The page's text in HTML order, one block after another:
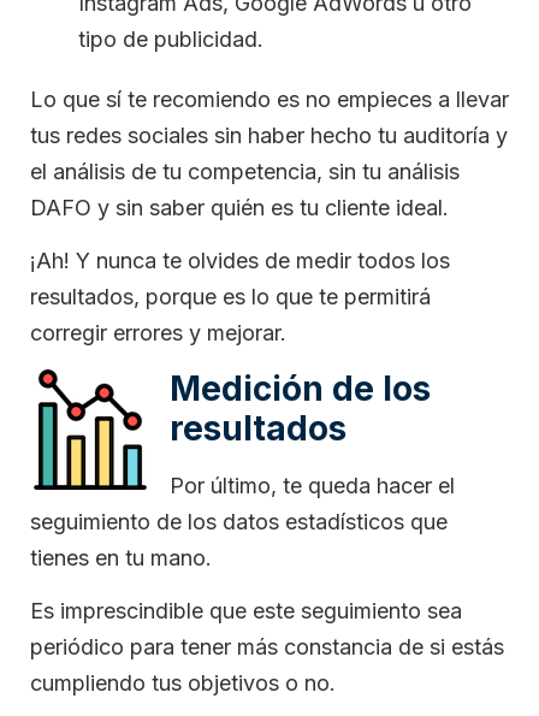
tipo de publicidad.
Lo que sí te recomiendo es no empieces a llevar
tus redes sociales sin haber hecho tu auditoría y
el análisis de tu competencia, sin tu análisis
DAFO y sin saber quién es tu cliente ideal.
¡Ah! Y nunca te olvides de medir todos los
resultados, porque es lo que te permitirá
corregir errores y mejorar.
Medición de los
resultados
Por último, te queda hacer el
seguimiento de los datos estadísticos que
tienes en tu mano.
Es imprescindible que este seguimiento sea
periódico para tener más constancia de si estás
cumpliendo tus objetivos o no.